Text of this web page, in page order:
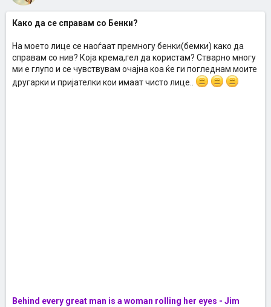
Како да се справам со Бенки?
На моето лице се наоѓаат премногу бенки(бемки) како да
справам со нив? Која крема,гел да користам? Стварно многу
ми е глупо и се чувствувам очајна коа ќе ги погледнам моите
другарки и пријателки кои имаат чисто лице..
Behind every great man is a woman rolling her eyes - Jim